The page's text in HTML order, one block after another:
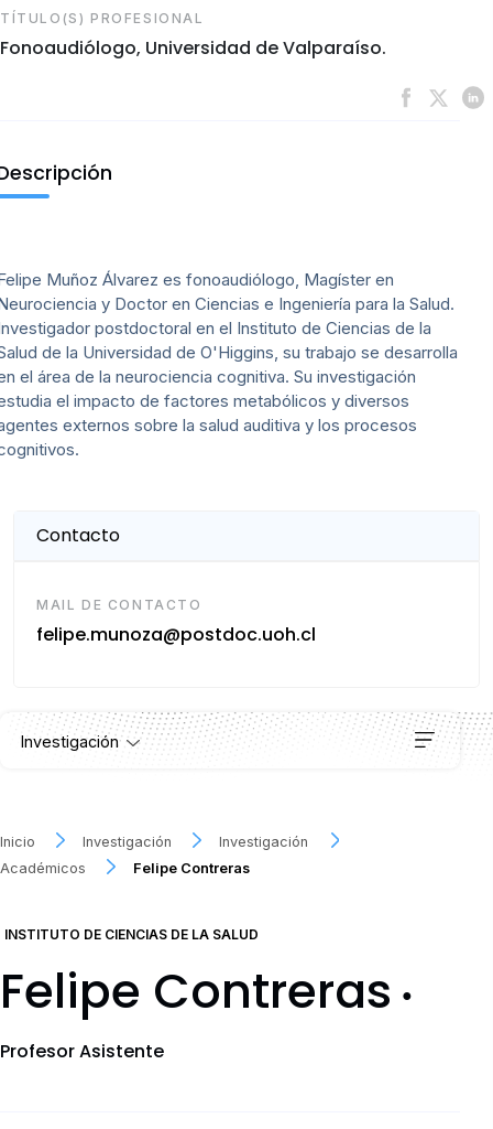
TÍTULO(S) PROFESIONAL
Fonoaudiólogo, Universidad de Valparaíso.
Muñoz Álvarez es fonoaudiólogo, Magíster en
y Doctor en Ciencias e Ingeniería para la Salud.
postdoctoral en el Instituto de Ciencias de la
de la Universidad de O'Higgins, su trabajo se desarrolla
el área de la neurociencia cognitiva. Su investigación
el impacto de factores metabólicos y diversos
externos sobre la salud auditiva y los procesos
Contacto
MAIL DE CONTACTO
felipe.munoza@postdoc.uoh.cl
Investigación
Proyectos
Convocatorias
Inicio Investigación
Investigación
Académicos
Felipe Contreras
INSTITUTO DE CIENCIAS DE LA SALUD
Felipe Contreras ●
Profesor Asistente